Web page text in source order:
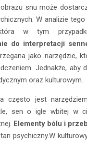
snu może
W analizie
która w tym
do interpretacji
jako narzędzie,
Jednakże, aby
oraz kulturowym.
często jest
sen o igle wbitej w
Elementy bólu i
psychiczny.W